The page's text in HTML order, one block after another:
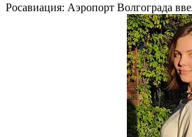
Росавиация: Аэропорт Волгограда